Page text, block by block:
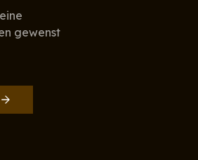
gewenst